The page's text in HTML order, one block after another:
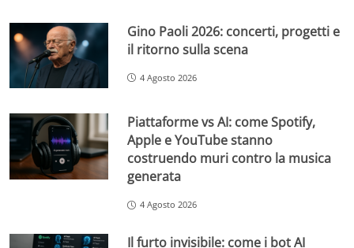
Gino Paoli 2026: concerti, progetti e
il ritorno sulla scena
4 Agosto 2026
Piattaforme vs AI: come Spotify,
Apple e YouTube stanno
costruendo muri contro la musica
generata
4 Agosto 2026
Il furto invisibile: come i bot AI